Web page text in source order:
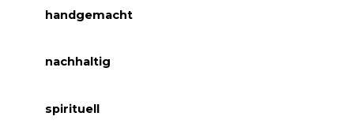
handgemacht
nachhaltig
spirituell